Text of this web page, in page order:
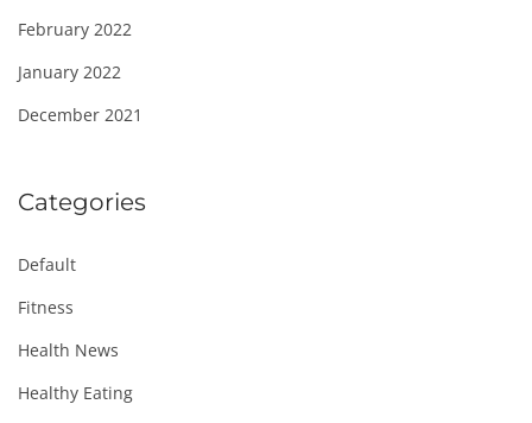
February 2022
January 2022
December 2021
Categories
Default
Fitness
Health News
Healthy Eating